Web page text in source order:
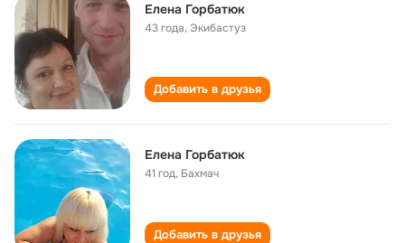
Елена Горбатюк
43 года, Экибастуз
Добавить в друзья
Елена Горбатюк
41 год, Бахмач
Добавить в друзья